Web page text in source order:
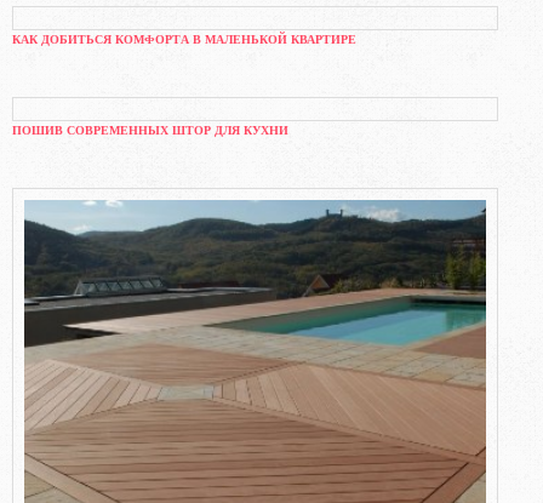
КАК ДОБИТЬСЯ КОМФОРТА В МАЛЕНЬКОЙ КВАРТИРЕ
ПОШИВ СОВРЕМЕННЫХ ШТОР ДЛЯ КУХНИ